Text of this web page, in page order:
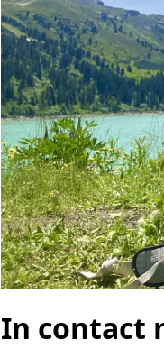
In contact